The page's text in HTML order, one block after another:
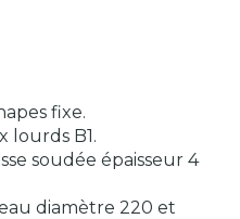
fixe.
lourds B1.
soudée épaisseur 4
diamètre 220 et